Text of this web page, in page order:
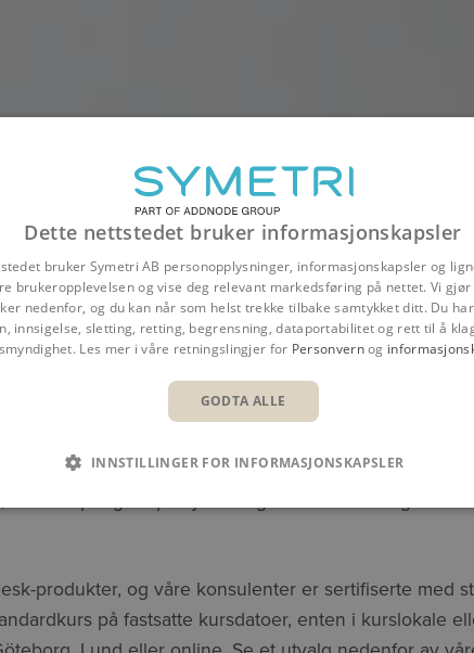
FOR ALLE BEHOV
ved å dra full nytte av alle funksjoner. Symetri tilbyr
og Veiprosjektering. Kursene har ingen
produkter, og våre konsulenter er sertifiserte med
på fastsatte kursdatoer, enten i kurslokale
Dette nettstedet bruker informasjonskapsler
bruker Symetri AB personopplysninger, informasjonskapsler og
brukeropplevelsen og vise deg relevant markedsføring på nettet. Vi gjør
nedenfor, og du kan når som helst trekke tilbake samtykket ditt. Du
innsigelse, sletting, retting, begrensning, dataportabilitet og rett til å
Les mer i våre retningslingjer for Personvernog
GODTA ALLE
INNSTILLINGER FOR INFORMASJONSKAPSLER